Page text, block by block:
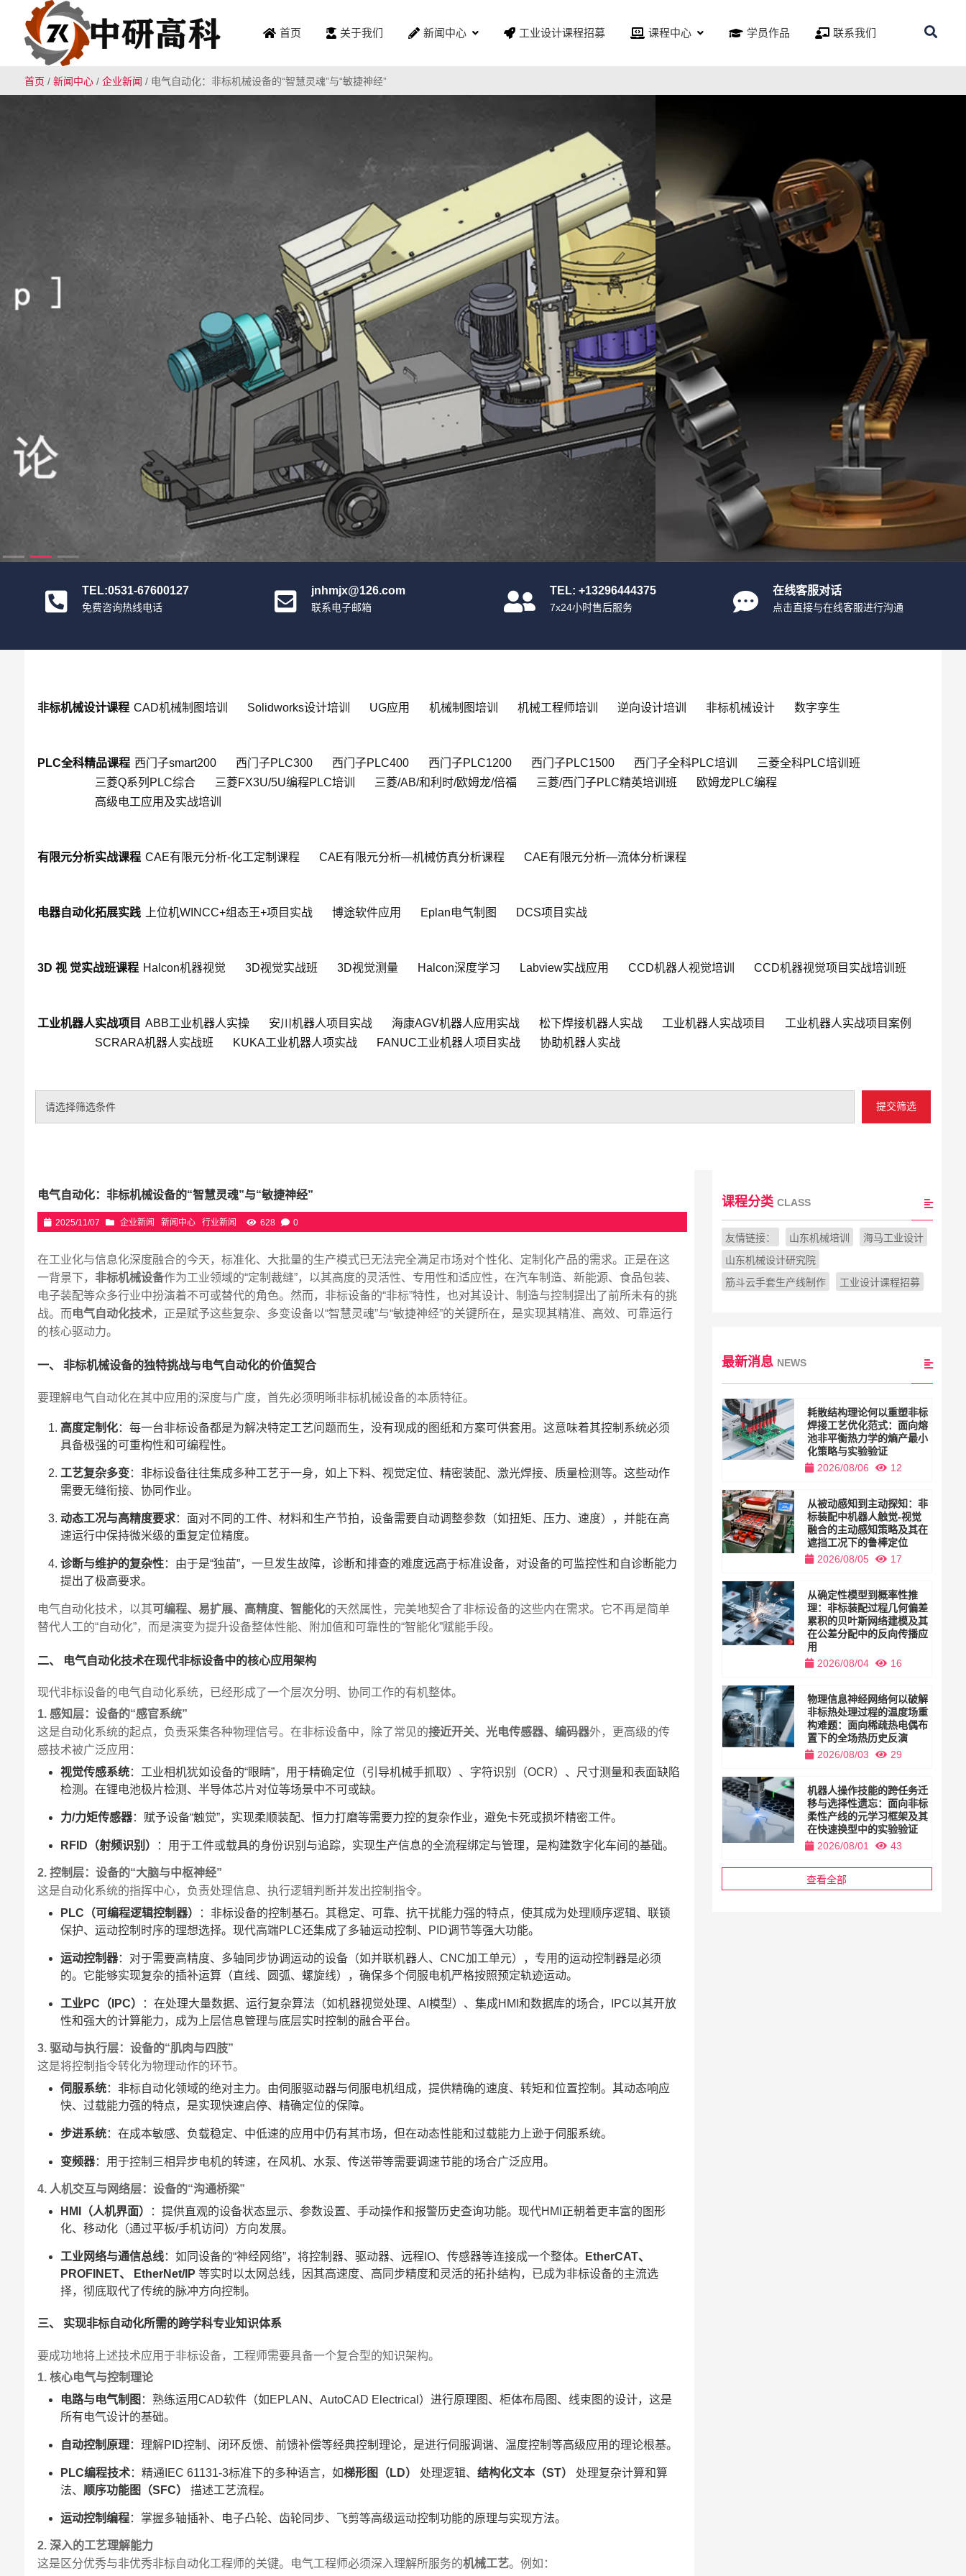
首页 关于我们 新闻中心 工业设计课程招募 课程中心 学员作品 联系我们
首页 / 新闻中心/ 企业新闻 / 电气自动化：非标机械设备的“智慧灵魂”与“敏捷神经”
TEL:0531-67600127
免费咨询热线电话
jnhmjx@126.com
联系电子邮箱
TEL: +13296444375
7x24小时售后服务
在线客服对话
点击直接与在线客服进行沟通
非标机械设计课程 CAD机械制图培训 Solidworks设计培训 UG应用 机械制图培训 机械工程师培训 逆向设计培训 非标机械设计 数字孪生
PLC全科精品课程 西门子smart200 西门子PLC300 西门子PLC400 西门子PLC1200 西门子PLC1500 西门子全科PLC培训
三菱全科PLC培训班
三菱Q系列PLC综合
三菱FX3U/5U编程PLC培训 三菱/AB/和利时/欧姆龙/倍福 三菱/西门子PLC精英培训班
欧姆龙PLC编程
高级电工应用及实战培训
有限元分析实战课程 CAE有限元分析-化工定制课程 CAE有限元分析—机械仿真分析课程 CAE有限元分析—流体分析课程
电器自动化拓展实践 上位机WINCC+组态王+项目实战 博途软件应用 Eplan电气制图 DCS项目实战
3D 视 觉实战班课程 Halcon机器视觉 3D视觉实战班 3D视觉测量 Halcon深度学习 Labview实战应用 CCD机器人视觉培训 CCD机器视觉项目实战培训班
工业机器人实战项目 ABB工业机器人实操 安川机器人项目实战 海康AGV机器人应用实战 松下焊接机器人实战 工业机器人实战项目
工业机器人实战项目案例
SCRARA机器人实战班
KUKA工业机器人项实战 FANUC工业机器人项目实战 协助机器人实战
请选择筛选条件 提交筛选
电气自动化：非标机械设备的“智慧灵魂”与“敏捷神经”
2025/11/07 企业新闻 新闻中心 行业新闻 628 0
在工业化与信息化深度融合的今天，标准化、大批量的生产模式已无法完全满足市场对个性化、定制化产品的需求。正是在这
一背景下， 非标机械设备作为工业领域的“定制裁缝”，以其高度的灵活性、专用性和适应性，在汽车制造、新能源、食品包装、
电子装配等众多行业中扮演着不可或替代的角色。然而，非标设备的“非标”特性，也对其设计、制造与控制提出了前所未有的挑
战。而电气自动化技术，正是赋予这些复杂、多变设备以“智慧灵魂”与“敏捷神经”的关键所在，是实现其精准、高效、可靠运行
的核心驱动力。
一、 非标机械设备的独特挑战与电气自动化的价值契合
要理解电气自动化在其中应用的深度与广度，首先必须明晰非标机械设备的本质特征。
高度定制化：每一台非标设备都是为解决特定工艺问题而生，没有现成的图纸和方案可供套用。这意味着其控制系统必须
具备极强的可重构性和可编程性。
工艺复杂多变：非标设备往往集成多种工艺于一身，如上下料、视觉定位、精密装配、激光焊接、质量检测等。这些动作
需要无缝衔接、协同作业。
动态工况与高精度要求：面对不同的工件、材料和生产节拍，设备需要自动调整参数（如扭矩、压力、速度），并能在高
速运行中保持微米级的重复定位精度。
诊断与维护的复杂性：由于是“独苗”，一旦发生故障，诊断和排查的难度远高于标准设备，对设备的可监控性和自诊断能力
提出了极高要求。
电气自动化技术，以其可编程、易扩展、高精度、智能化的天然属性，完美地契合了非标设备的这些内在需求。它不再是简单
替代人工的“自动化”，而是演变为提升设备整体性能、附加值和可靠性的“智能化”赋能手段。
二、 电气自动化技术在现代非标设备中的核心应用架构
现代非标设备的电气自动化系统，已经形成了一个层次分明、协同工作的有机整体。
1. 感知层：设备的“感官系统”
这是自动化系统的起点，负责采集各种物理信号。在非标设备中，除了常见的接近开关、光电传感器、编码器外，更高级的传
感技术被广泛应用：
视觉传感系统：工业相机犹如设备的“眼睛”，用于精确定位（引导机械手抓取）、字符识别（OCR）、尺寸测量和表面缺陷
检测。在锂电池极片检测、半导体芯片对位等场景中不可或缺。
力/力矩传感器：赋予设备“触觉”，实现柔顺装配、恒力打磨等需要力控的复杂作业，避免卡死或损坏精密工件。
RFID（射频识别） ：用于工件或载具的身份识别与追踪，实现生产信息的全流程绑定与管理，是构建数字化车间的基础。
2. 控制层：设备的“大脑与中枢神经”
这是自动化系统的指挥中心，负责处理信息、执行逻辑判断并发出控制指令。
PLC（可编程逻辑控制器）
：非标设备的控制基石。其稳定、可靠、抗干扰能力强的特点，使其成为处理顺序逻辑、联锁
保护、运动控制时序的理想选择。现代高端PLC还集成了多轴运动控制、PID调节等强大功能。
运动控制器：对于需要高精度、多轴同步协调运动的设备（如并联机器人、CNC加工单元），专用的运动控制器是必须
的。它能够实现复杂的插补运算（直线、圆弧、螺旋线），确保多个伺服电机严格按照预定轨迹运动。
工业PC（IPC）
：在处理大量数据、运行复杂算法（如机器视觉处理、AI模型）、集成HMI和数据库的场合，IPC以其开放
性和强大的计算能力，成为上层信息管理与底层实时控制的融合平台。
3. 驱动与执行层：设备的“肌肉与四肢”
这是将控制指令转化为物理动作的环节。
伺服系统：非标自动化领域的绝对主力。由伺服驱动器与伺服电机组成，提供精确的速度、转矩和位置控制。其动态响应
快、过载能力强的特点，是实现快速启停、精确定位的保障。
步进系统：在成本敏感、负载稳定、中低速的应用中仍有其市场，但在动态性能和过载能力上逊于伺服系统。
变频器：用于控制三相异步电机的转速，在风机、水泵、传送带等需要调速节能的场合广泛应用。
4. 人机交互与网络层：设备的“沟通桥梁”
HMI（人机界面）
：提供直观的设备状态显示、参数设置、手动操作和报警历史查询功能。现代HMI正朝着更丰富的图形
化、移动化（通过平板/手机访问）方向发展。
工业网络与通信总线：如同设备的“神经网络”，将控制器、驱动器、远程IO、传感器等连接成一个整体。
EtherCAT、
PROFINET、 EtherNet/IP 等实时以太网总线，因其高速度、高同步精度和灵活的拓扑结构，已成为非标设备的主流选
择，彻底取代了传统的脉冲方向控制。
三、 实现非标自动化所需的跨学科专业知识体系
要成功地将上述技术应用于非标设备，工程师需要具备一个复合型的知识架构。
1. 核心电气与控制理论
电路与电气制图 ：熟练运用CAD软件（如EPLAN、AutoCAD Electrical）进行原理图、柜体布局图、线束图的设计，这是
所有电气设计的基础。
自动控制原理：理解PID控制、闭环反馈、前馈补偿等经典控制理论，是进行伺服调谐、温度控制等高级应用的理论根基。
PLC编程技术：精通IEC 61131-3标准下的多种语言，如梯形图（LD） 处理逻辑、结构化文本（ST）
处理复杂计算和算
法、 顺序功能图（SFC） 描述工艺流程。
运动控制编程：掌握多轴插补、电子凸轮、齿轮同步、飞剪等高级运动控制功能的原理与实现方法。
2. 深入的工艺理解能力
这是区分优秀与非优秀非标自动化工程师的关键。电气工程师必须深入理解所服务的机械工艺。例如：
课程分类 CLASS
友情链接： 山东机械培训
海马工业设计
山东机械设计研究院
筋斗云手套生产线制作
工业设计课程招募
最新消息 NEWS
耗散结构理论何以重塑非标
焊接工艺优化范式：面向熔
池非平衡热力学的熵产最小
化策略与实验验证
2026/08/06
12
从被动感知到主动探知：非
标装配中机器人触觉-视觉
融合的主动感知策略及其在
遮挡工况下的鲁棒定位
2026/08/05
17
从确定性模型到概率性推
理：非标装配过程几何偏差
累积的贝叶斯网络建模及其
在公差分配中的反向传播应
用
2026/08/04
16
物理信息神经网络何以破解
非标热处理过程的温度场重
构难题：面向稀疏热电偶布
置下的全场热历史反演
2026/08/03
29
机器人操作技能的跨任务迁
移与选择性遗忘：面向非标
柔性产线的元学习框架及其
在快速换型中的实验验证
2026/08/01
43
查看全部